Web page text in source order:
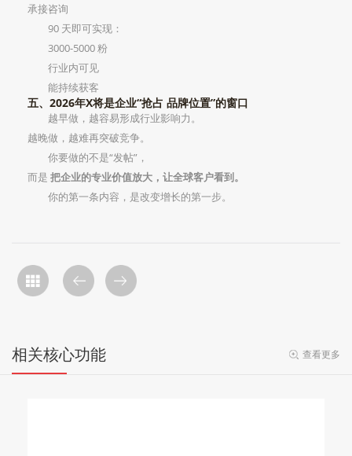
承接咨询
90 天即可实现：
3000-5000 粉
行业内可见
能持续获客
五、2026年X将是企业“抢占 品牌位置”的窗口
越早做，越容易形成行业影响力。
越晚做，越难再突破竞争。
你要做的不是“发帖”，
而是 把企业的专业价值放大，让全球客户看到。
你的第一条内容，是改变增长的第一步。
相关核心功能 查看更多